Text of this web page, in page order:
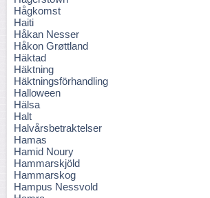
Hågkomst
Haiti
Håkan Nesser
Håkon Grøttland
Häktad
Häktning
Häktningsförhandling
Halloween
Hälsa
Halt
Halvårsbetraktelser
Hamas
Hamid Noury
Hammarskjöld
Hammarskog
Hampus Nessvold